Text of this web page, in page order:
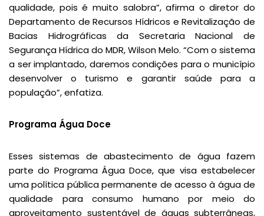
qualidade, pois é muito salobra”, afirma o diretor do
Departamento de Recursos Hídricos e Revitalização de
Bacias Hidrográficas da Secretaria Nacional de
Segurança Hídrica do MDR, Wilson Melo. “Com o sistema
a ser implantado, daremos condições para o município
desenvolver o turismo e garantir saúde para a
população”, enfatiza.
Programa Água Doce
Esses sistemas de abastecimento de água fazem
parte do Programa Água Doce, que visa estabelecer
uma política pública permanente de acesso à água de
qualidade para consumo humano por meio do
aproveitamento sustentável de águas subterrâneas,